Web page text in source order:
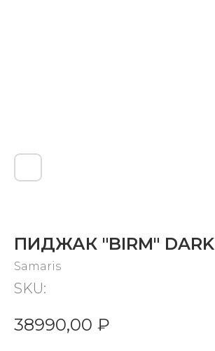
ПИДЖАК "BIRM" DARK
Samaris
SKU:
38990,00 ₽